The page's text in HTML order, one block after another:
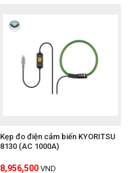
Kẹp đo điện cảm biến KYORITSU
8130 (AC 1000A)
8,956,500 VND